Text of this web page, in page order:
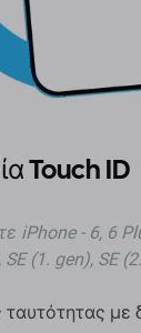
Touch ID
iPhone - 6, 6
(1. gen), SE
με